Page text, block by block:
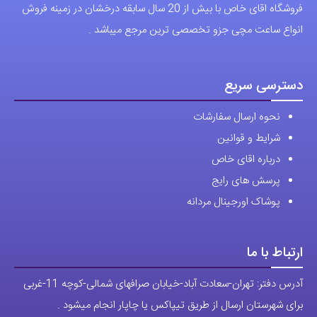
دسترسی سریع
شرایط و قوانین
درباره اقای خاص
پرسش های رایج
پوشاک اورجینال مردانه
ارتباط با ما
برای شهرستان ارسال از طریق تیپاکس یا چاپار انجام میشود .
تهران ارسال با پیک اسنپ انجام میشود .
راه های ارتباطی